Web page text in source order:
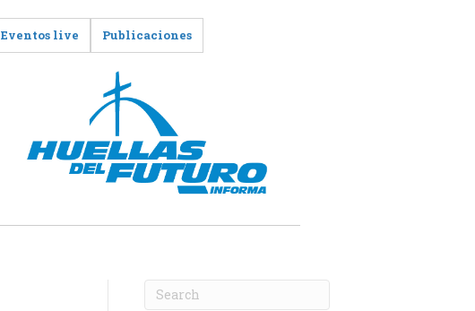
Eventos live Publicaciones